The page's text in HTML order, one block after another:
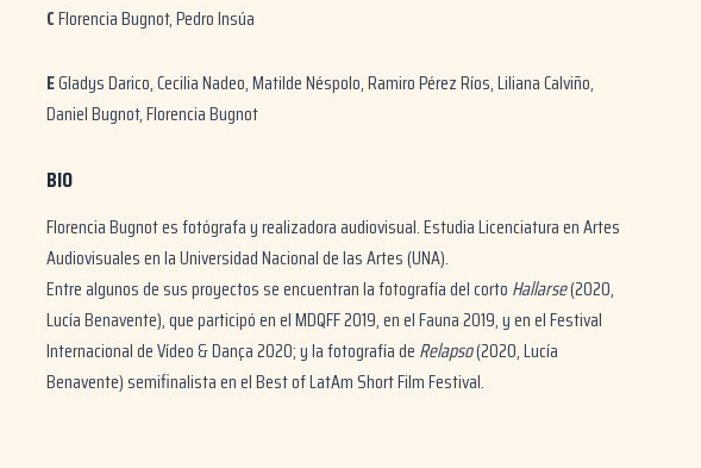
CFlorencia Bugnot, Pedro Insúa
EGladys Darico, Cecilia Nadeo, Matilde Néspolo, Ramiro Pérez Ríos, Liliana Calviño,
Daniel Bugnot, Florencia Bugnot
BIO
Florencia Bugnot es fotógrafa y realizadora audiovisual. Estudia Licenciatura en Artes
Audiovisuales en la Universidad Nacional de las Artes (UNA).
Entre algunos de sus proyectos se encuentran la fotografía del corto Hallarse(2020,
Lucía Benavente), que participó en el MDQFF 2019, en el Fauna 2019, y en el Festival
Internacional de Vídeo & Dança 2020; y la fotografía de Relapso(2020, Lucía
Benavente) semifinalista en el Best of LatAm Short Film Festival.